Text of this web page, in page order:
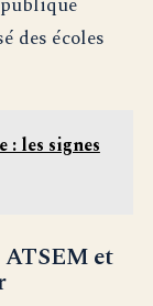
des écoles
: les signes
ATSEM et